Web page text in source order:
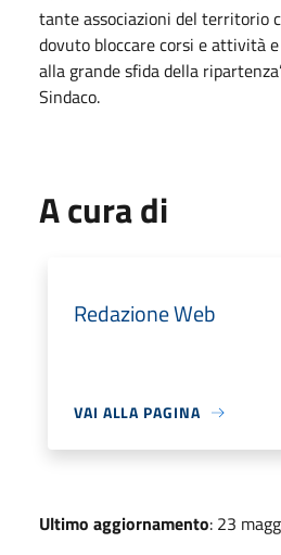
tante associazioni del territorio
dovuto bloccare corsi e attività
alla grande sfida della
Sindaco.
A cura di
Redazione Web
VAI ALLA PAGINA
Ultimo aggiornamento: 23